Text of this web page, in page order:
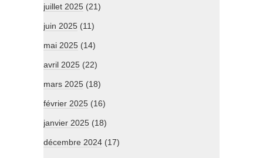
juillet 2025 (21)
juin 2025 (11)
mai 2025 (14)
avril 2025 (22)
mars 2025 (18)
février 2025 (16)
janvier 2025 (18)
décembre 2024 (17)